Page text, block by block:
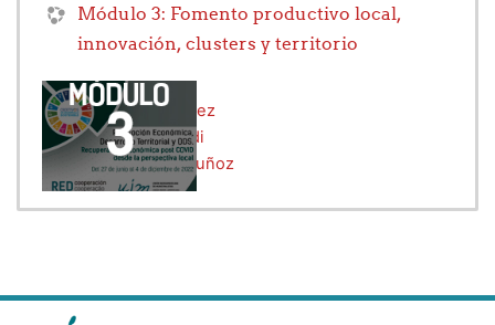
Módulo 3: Fomento productivo local,
innovación, clusters y territorio
Profesor:Rosa Cortez
Profesor:Edna Guidi
Profesor:Mónica Muñoz